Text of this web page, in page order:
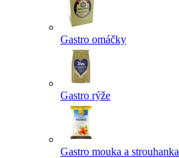
Gastro omáčky
Gastro rýže
Gastro mouka a strouhanka